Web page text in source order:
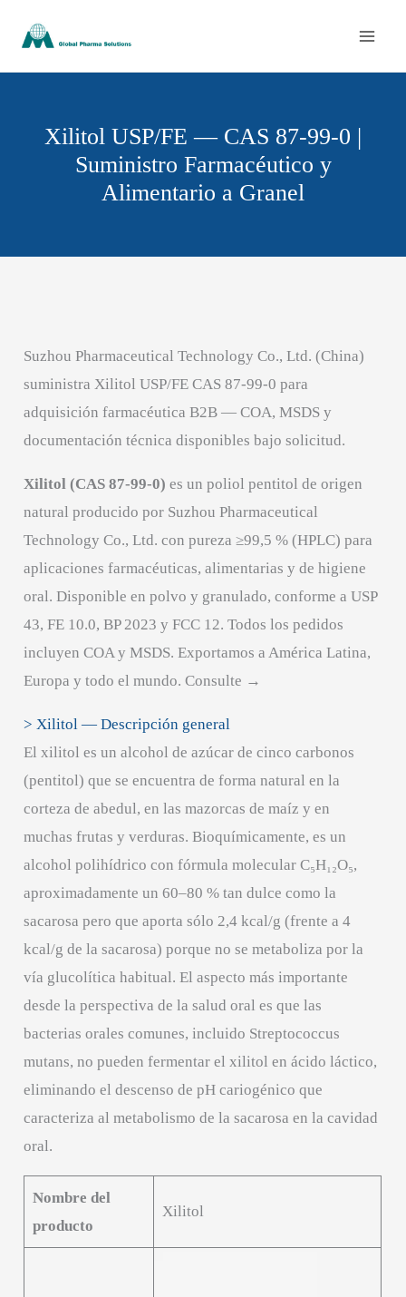
contenido
Xilitol USP/FE — CAS 87-99-0 |
Suministro Farmacéutico y
Alimentario a Granel
Suzhou Pharmaceutical Technology Co., Ltd. (China)
suministra Xilitol USP/FE CAS 87-99-0 para
adquisición farmacéutica B2B — COA, MSDS y
documentación técnica disponibles bajo solicitud.
Xilitol (CAS 87-99-0) es un poliol pentitol de origen
natural producido por Suzhou Pharmaceutical
Technology Co., Ltd. con pureza ≥99,5 % (HPLC) para
aplicaciones farmacéuticas, alimentarias y de higiene
oral. Disponible en polvo y granulado, conforme a USP
43, FE 10.0, BP 2023 y FCC 12. Todos los pedidos
incluyen COA y MSDS. Exportamos a América Latina,
Europa y todo el mundo. Consulte →
> Xilitol — Descripción general
El xilitol es un alcohol de azúcar de cinco carbonos
(pentitol) que se encuentra de forma natural en la
corteza de abedul, en las mazorcas de maíz y en
muchas frutas y verduras. Bioquímicamente, es un
alcohol polihídrico con fórmula molecular C₅H₁₂O₅,
aproximadamente un 60–80 % tan dulce como la
sacarosa pero que aporta sólo 2,4 kcal/g (frente a 4
kcal/g de la sacarosa) porque no se metaboliza por la
vía glucolítica habitual. El aspecto más importante
desde la perspectiva de la salud oral es que las
bacterias orales comunes, incluido Streptococcus
mutans, no pueden fermentar el xilitol en ácido láctico,
eliminando el descenso de pH cariogénico que
caracteriza al metabolismo de la sacarosa en la cavidad
oral.
Nombre del
producto
Xilitol